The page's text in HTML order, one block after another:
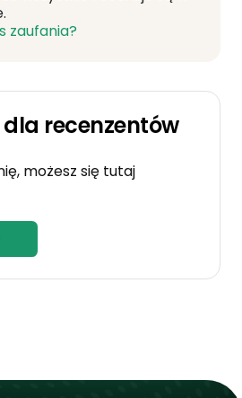
zaufania?
recenzentów
możesz się tutaj